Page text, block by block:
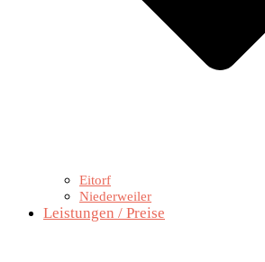
Eitorf
Niederweiler
Leistungen / Preise